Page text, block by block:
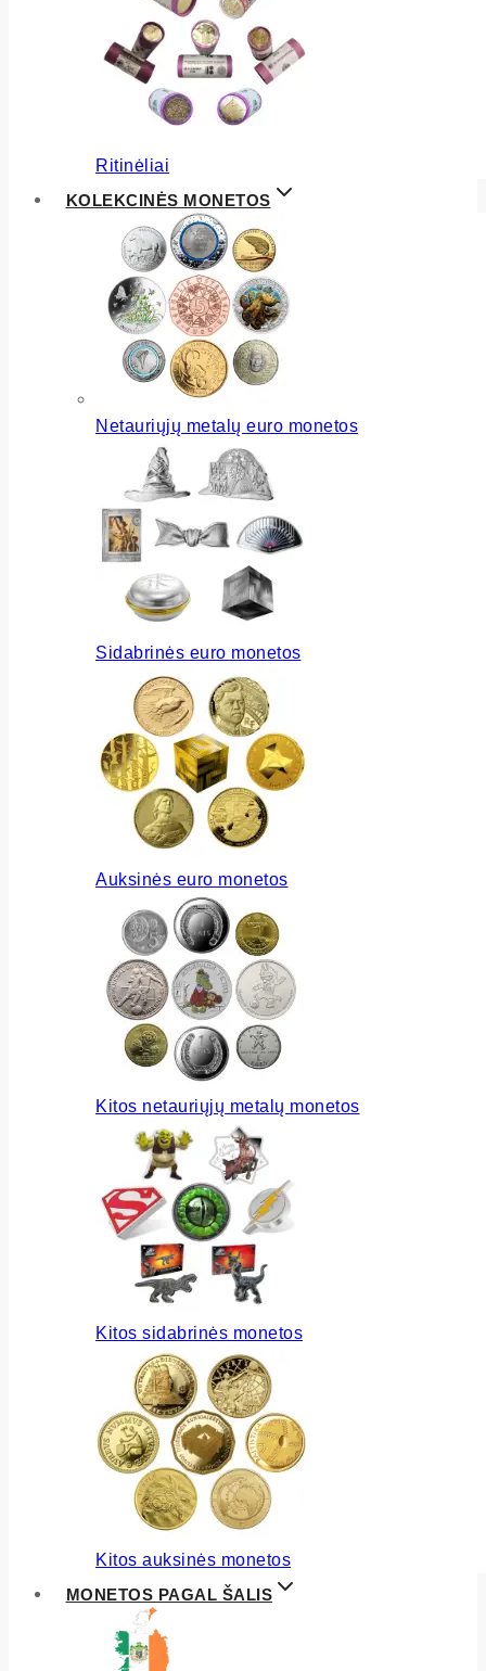
Ritinėliai
KOLEKCINĖS MONETOS
Netauriųjų metalų euro monetos
Sidabrinės euro monetos
Auksinės euro monetos
Kitos netauriųjų metalų monetos
Kitos sidabrinės monetos
Kitos auksinės monetos
MONETOS PAGAL ŠALIS